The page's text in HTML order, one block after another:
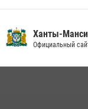
На Урале Росгвардия
Ханты-
Официальный